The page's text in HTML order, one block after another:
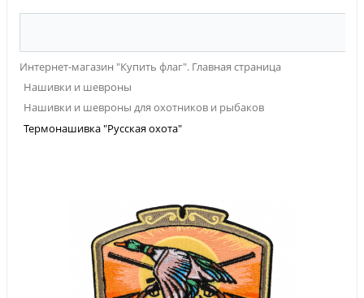
Интернет-магазин "Купить флаг". Главная страница
Нашивки и шевроны
Нашивки и шевроны для охотников и рыбаков
Термонашивка "Русская охота"